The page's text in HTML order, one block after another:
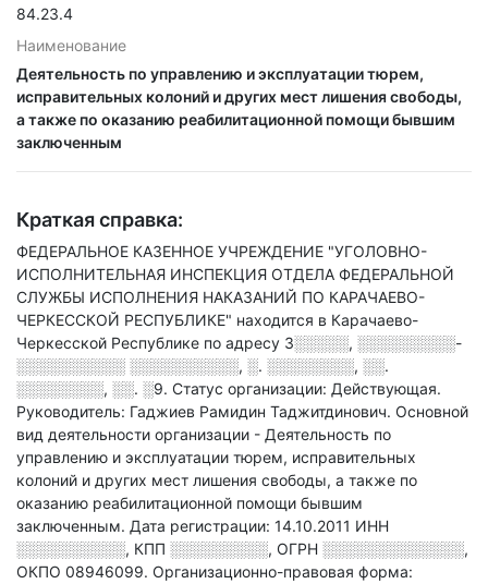
84.23.4
Наименование
Деятельность по управлению и эксплуатации тюрем,
исправительных колоний и других мест лишения свободы,
а также по оказанию реабилитационной помощи бывшим
заключенным
Краткая справка:
ФЕДЕРАЛЬНОЕ КАЗЕННОЕ УЧРЕЖДЕНИЕ "УГОЛОВНО-
ИСПОЛНИТЕЛЬНАЯ ИНСПЕКЦИЯ ОТДЕЛА ФЕДЕРАЛЬНОЙ
СЛУЖБЫ ИСПОЛНЕНИЯ НАКАЗАНИЙ ПО КАРАЧАЕВО-
ЧЕРКЕССКОЙ РЕСПУБЛИКЕ" находится в Карачаево-
Черкесской Республике по адресу 3░░░░░, ░░░░░░░░░-
░░░░░░░░░░ ░░░░░░░░░░, ░. ░░░░░░░░, ░░.
░░░░░░░░, ░░. ░9. Статус организации: Действующая.
Руководитель: Гаджиев Рамидин Таджитдинович. Основной
вид деятельности организации - Деятельность по
управлению и эксплуатации тюрем, исправительных
колоний и других мест лишения свободы, а также по
оказанию реабилитационной помощи бывшим
заключенным. Дата регистрации: 14.10.2011 ИНН
░░░░░░░░░░, КПП ░░░░░░░░░, ОГРН ░░░░░░░░░░░░░,
ОКПО 08946099. Организационно-правовая форма: